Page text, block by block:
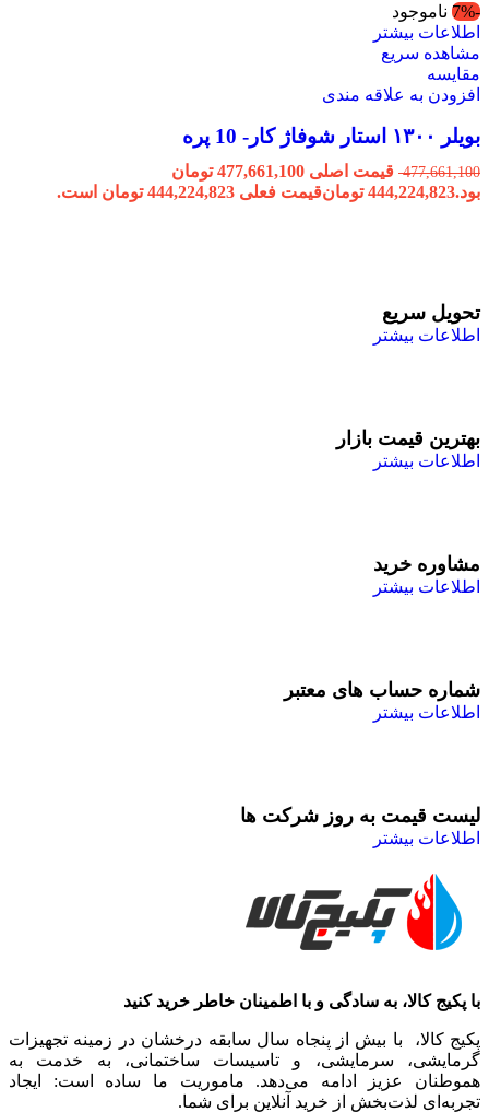
-7%
ناموجود
اطلاعات بیشتر
مشاهده سریع
مقایسه
افزودن به علاقه مندی
بویلر ۱۳۰۰ استار شوفاژ کار- 10 پره
477,661,100
قیمت اصلی 477,661,100 تومان
بود.444,224,823 تومانقیمت فعلی 444,224,823 تومان است.
تحویل سریع
اطلاعات بیشتر
بهترین قیمت بازار
اطلاعات بیشتر
مشاوره خرید
اطلاعات بیشتر
شماره حساب های معتبر
اطلاعات بیشتر
لیست قیمت به روز شرکت ها
اطلاعات بیشتر
با پکیج کالا، به سادگی و با اطمینان خاطر خرید کنید
پکیج کالا، با بیش از پنجاه سال سابقه درخشان در زمینه تجهیزات
گرمایشی، سرمایشی، و تاسیسات ساختمانی، به خدمت به
هموطنان عزیز ادامه می‌دهد. ماموریت ما ساده است: ایجاد
تجربه‌ای لذت‌بخش از خرید آنلاین برای شما.